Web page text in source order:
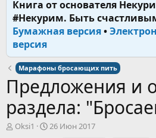
Книга от основателя
#Некурим. Быть
Бумажная версия•
версия
Марафоны бросающих пить
Предложения и
раздела:
А
Oksi1
Д
26 Июн 2017